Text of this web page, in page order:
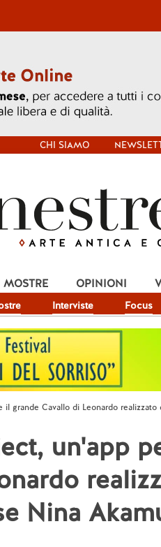
CHI SIAMO
Interviste Focus
MOSTRE OPINIONI
grande Cavallo di Leonardo realizzato
un'app
Nina